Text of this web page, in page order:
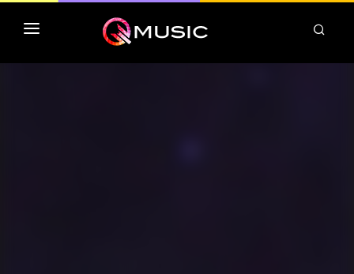
TOP MP3 ITUNES